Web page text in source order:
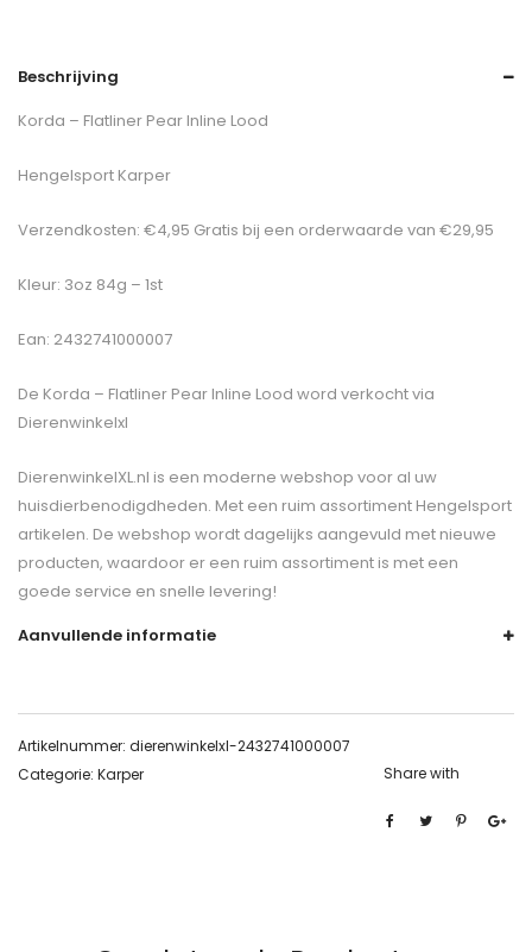
Beschrijving
Korda – Flatliner Pear Inline Lood
Hengelsport Karper
Verzendkosten: €4,95 Gratis bij een orderwaarde van €29,95
Kleur: 3oz 84g – 1st
Ean: 2432741000007
De Korda – Flatliner Pear Inline Lood word verkocht via
Dierenwinkelxl
DierenwinkelXL.nl is een moderne webshop voor al uw
huisdierbenodigdheden. Met een ruim assortiment Hengelsport
artikelen. De webshop wordt dagelijks aangevuld met nieuwe
producten, waardoor er een ruim assortiment is met een
goede service en snelle levering!
Aanvullende informatie
Artikelnummer: dierenwinkelxl-2432741000007
Categorie: Karper Share with